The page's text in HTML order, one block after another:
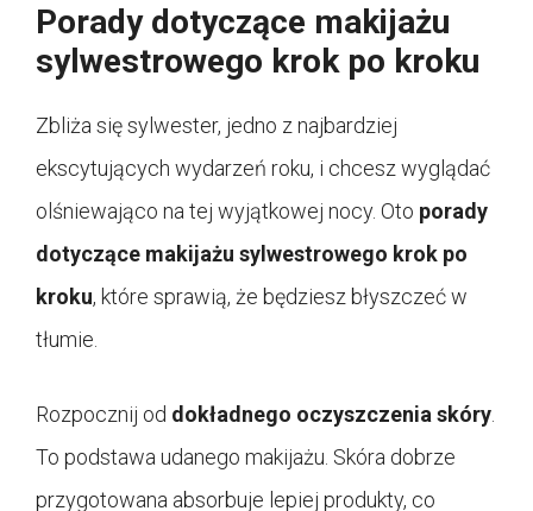
Porady dotyczące makijażu
sylwestrowego krok po kroku
Zbliża się sylwester, jedno z najbardziej
ekscytujących wydarzeń roku, i chcesz wyglądać
olśniewająco na tej wyjątkowej nocy. Oto porady
dotyczące makijażu sylwestrowego krok po
kroku, które sprawią, że będziesz błyszczeć w
tłumie.
Rozpocznij od dokładnego oczyszczenia skóry
To podstawa udanego makijażu. Skóra dobrze
przygotowana absorbuje lepiej produkty, co